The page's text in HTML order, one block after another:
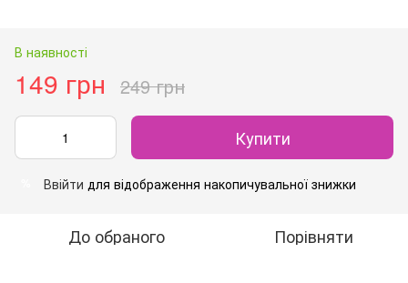
В наявності
149 грн 249 грн
Купити
Ввійти для відображення накопичувальної знижки
До обраного Порівняти